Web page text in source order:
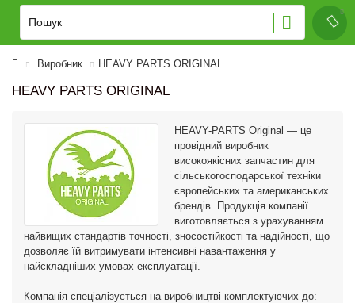
Виробник HEAVY PARTS ORIGINAL
HEAVY PARTS ORIGINAL
HEAVY-PARTS Original — це
провідний виробник
високоякісних запчастин для
сільськогосподарської техніки
європейських та американських
брендів. Продукція компанії
виготовляється з урахуванням
найвищих стандартів точності, зносостійкості та надійності, що
дозволяє їй витримувати інтенсивні навантаження у
найскладніших умовах експлуатації.
Компанія спеціалізується на виробництві комплектуючих до: